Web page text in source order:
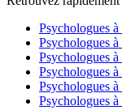
Psychologues à
Psychologues à
Psychologues à
Psychologues à
Psychologues à
Psychologues à